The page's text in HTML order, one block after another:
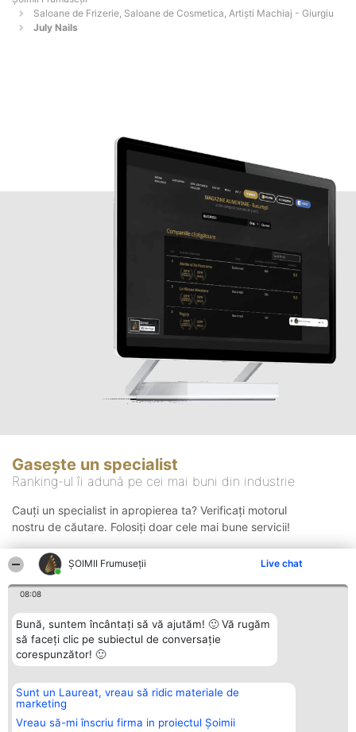
ȘOIMII Frumuseții Live chat
08:08
Bună, suntem încântați să vă ajutăm! 🙂 Vă rugăm
să faceți clic pe subiectul de conversație
corespunzător! 🙂
Sunt un Laureat, vreau să ridic materiale de
marketing
Vreau să-mi înscriu firma in proiectul Șoimii
Saloane de Frizerie, Saloane de Cosmetica, Artiști Machiaj - Giurgiu
July Nails
Gasește un specialist
Ranking-ul îi adună pe cei mai buni din industrie
Cauți un specialist in apropierea ta? Verificați motorul
nostru de căutare. Folosiți doar cele mai bune servicii!
Organizator Ranking
BRIGHT SOLUTIONS BR SRL
Aleea Timisul De Sus 2 Bl. A30
Sc. A Et. 4 Ap. 13 Cod 061952
Plebiscyt
Lista Tuturor
Laureaților
Contact